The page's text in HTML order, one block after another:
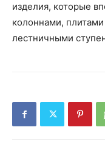
изделия, которые
колоннами,
лестничными